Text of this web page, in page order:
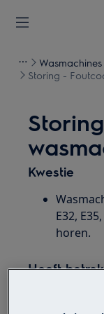
Wasmachines
Storing -
Kwestie
E32,
horen.
Heeft